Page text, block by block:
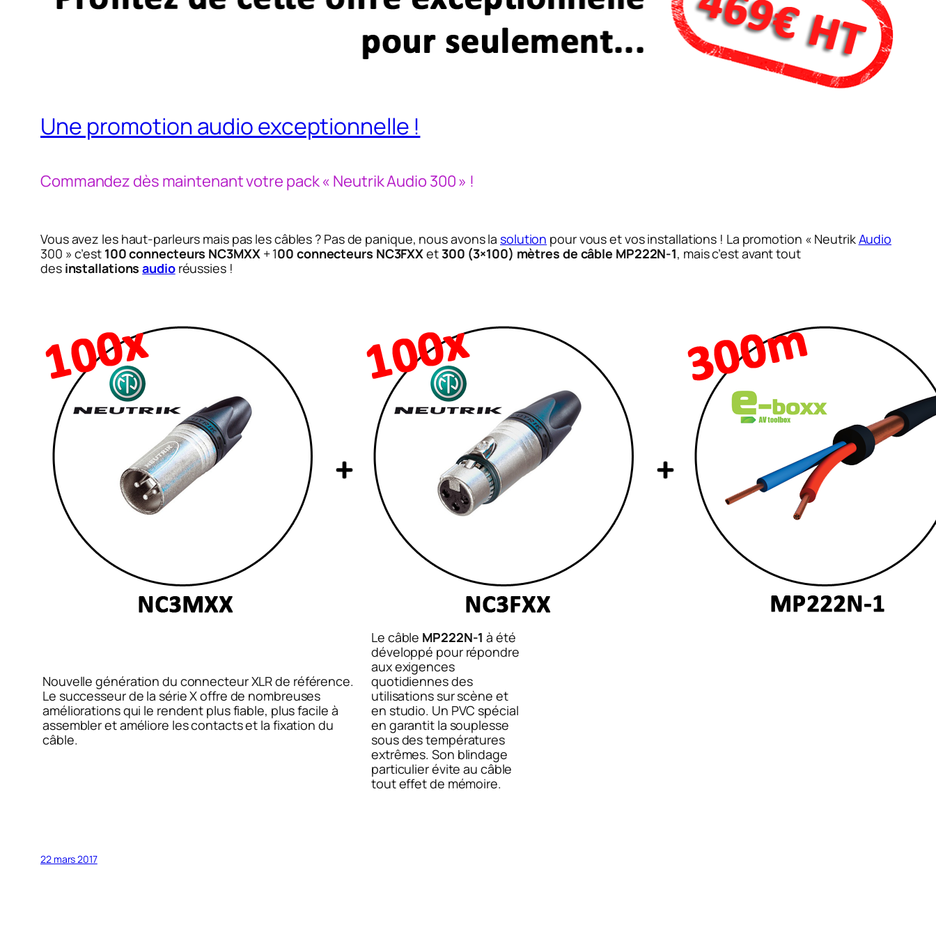
Une promotion audio exceptionnelle !
Commandez dès maintenant votre pack « Neutrik Audio 300 » !
Vous avez les haut-parleurs mais pas les câbles ? Pas de panique, nous avons lasolution pour vous et vos installations ! La promotion « NeutrikAudio
300 » c’est 100 connecteurs NC3MXX+ 100 connecteurs NC3FXXet300 (3×100) mètres de câble MP222N-1, mais c’est avant tout
des installationsaudioréussies !
Nouvelle génération du connecteur XLR de référence.
Le successeur de la série X offre de nombreuses
améliorations qui le rendent plus fiable, plus facile à
assembler et améliore les contacts et la fixation du
câble.
Le câble MP222N-1à été
développé pour répondre
aux exigences
quotidiennes des
utilisations sur scène et
en studio. Un PVC spécial
en garantit la souplesse
sous des températures
extrêmes. Son blindage
particulier évite au câble
tout effet de mémoire.
22 mars 2017